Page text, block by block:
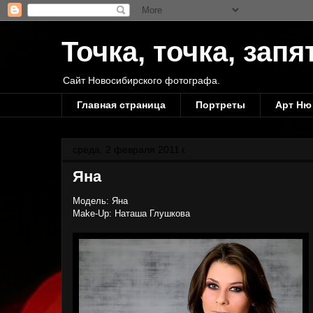
Точка, точка,
Сайт Новосибирского фотографа.
Главная страница Портреты Арт Ню
Яна
Модель: Яна
Make-Up: Наташа Глушкова